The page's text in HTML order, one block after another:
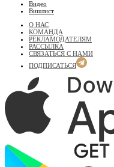
Видео
Вишлист
О НАС
КОМАНДА
РЕКЛАМОДАТЕЛЯМ
РАССЫЛКА
СВЯЗАТЬСЯ С НАМИ
ПОДПИСАТЬСЯ